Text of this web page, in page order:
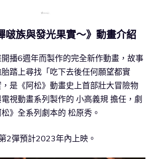
啵族與發光果實～》動畫介紹
播6週年而製作的完全新作動畫，故事
踏上尋找「吃下去後任何願望都實
是《阿松》動畫史上首部壯大冒險物
視動畫系列製作的 小高義規 擔任，劇
》全系列劇本的 松原秀。
2彈預計2023年內上映。